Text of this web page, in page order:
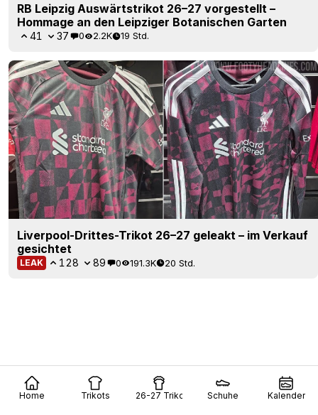
Home Trikots 26-27 Trikots Schuhe Kalender
RB Leipzig Auswärtstrikot 26–27 vorgestellt –
Hommage an den Leipziger Botanischen Garten
41 37 0 2.2K 19 Std.
Liverpool-Drittes-Trikot 26–27 geleakt – im Verkauf
gesichtet
LEAK 128 89 0 191.3K 20 Std.